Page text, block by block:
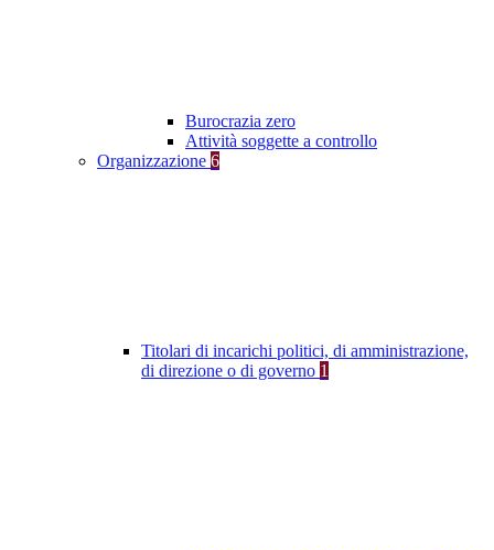
Burocrazia zero
Attività soggette a controllo
Organizzazione 6
Titolari di incarichi politici, di amministrazione,
di direzione o di governo 1